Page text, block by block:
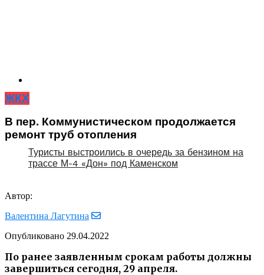
Туристы выстроились в очередь за бензином на
трассе М-4 «Дон» под Каменском
ЖКХ
В пер. Коммунистическом продолжается
ремонт труб отопления
Автор:
Валентина Лагутина
Опубликовано 29.04.2022
По ранее заявленным срокам работы должны
завершиться сегодня, 29 апреля.